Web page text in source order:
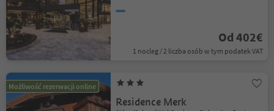
Od 402€
1 nocleg / 2 liczba osób w tym podatek VAT
Możliwość rezerwacji online
Residence Merk